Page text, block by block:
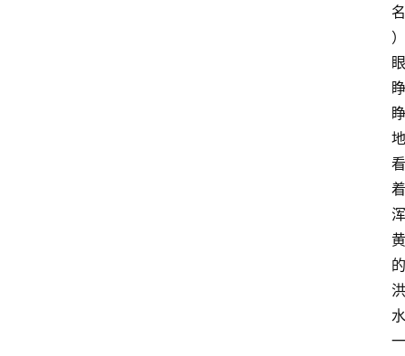
名
）
眼
睁
睁
地
看
着
浑
黄
的
洪
水
一